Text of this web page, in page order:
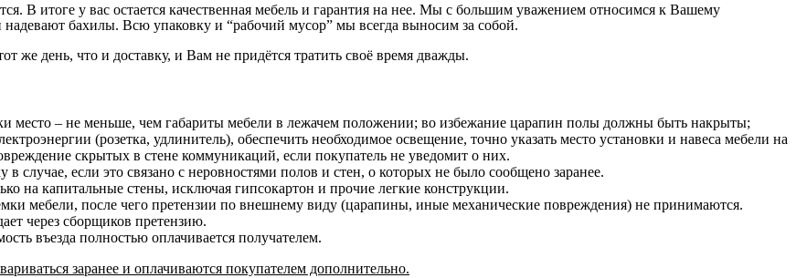
В итоге у вас остается качественная мебель и гарантия на нее. Мы с большим уважением относимся к Вашему
бахилы. Всю упаковку и “рабочий мусор” мы всегда выносим за собой.
же день, что и доставку, и Вам не придётся тратить своё время дважды.
место – не меньше, чем габариты мебели в лежачем положении; во избежание царапин полы должны быть накрыты;
(розетка, удлинитель), обеспечить необходимое освещение, точно указать место установки и навеса мебели на
скрытых в стене коммуникаций, если покупатель не уведомит о них.
случае, если это связано с неровностями полов и стен, о которых не было сообщено заранее.
на капитальные стены, исключая гипсокартон и прочие легкие конструкции.
мебели, после чего претензии по внешнему виду (царапины, иные механические повреждения) не принимаются.
через сборщиков претензию.
въезда полностью оплачивается получателем.
заранее и оплачиваются покупателем дополнительно.